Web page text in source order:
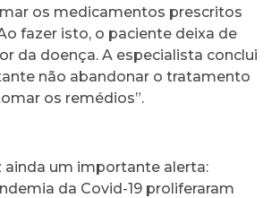
os medicamentos prescritos
fazer isto, o paciente deixa de
da doença. A especialista conclui
não abandonar o tratamento
os remédios”.
ainda um importante alerta:
da Covid-19 proliferaram